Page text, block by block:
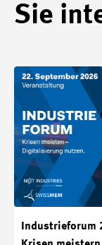
Sie
Industrieforum